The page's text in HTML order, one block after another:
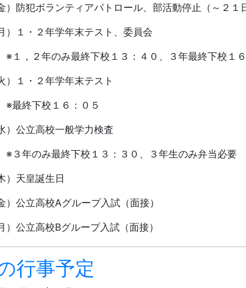
）防犯ボランティアパトロール、部活動停止（～２１
）１・２年学年末テスト、委員会
年のみ最終下校１３：４０、３年最終下校１６
）１・２年学年末テスト
校１６：０５
）公立高校一般学力検査
み最終下校１３：３０、３年生のみ弁当必要
）天皇誕生日
）公立高校Aグループ入試（面接）
）公立高校Bグループ入試（面接）
行事予定